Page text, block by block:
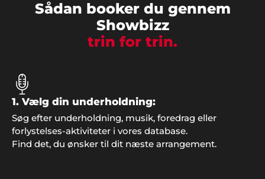
Henriette Højmann, Nykøbing M.
"Bare rart med god inspiration, dygtig hjælp i
telefonen og et overstået og meget vellykket
Sådan booker du gennem
Showbizz
trin for trin.
1. Vælg din underholdning:
Søg efter underholdning, musik, foredrag eller
forlystelses-aktiviteter i vores database.
Find det, du ønsker til dit næste arrangement.